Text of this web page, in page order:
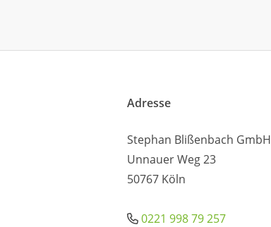
Adresse
Stephan Blißenbach GmbH
Unnauer Weg 23
50767 Köln
0221 998 79 257